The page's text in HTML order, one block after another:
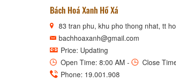
Bách Hoá Xanh Hồ Xá
83 tran phu, khu pho thong nhat, tt
bachhoaxanh@gmail.com
Price: Updating
Open Time: 8:00 AM -
Close
Phone: 19.001.908